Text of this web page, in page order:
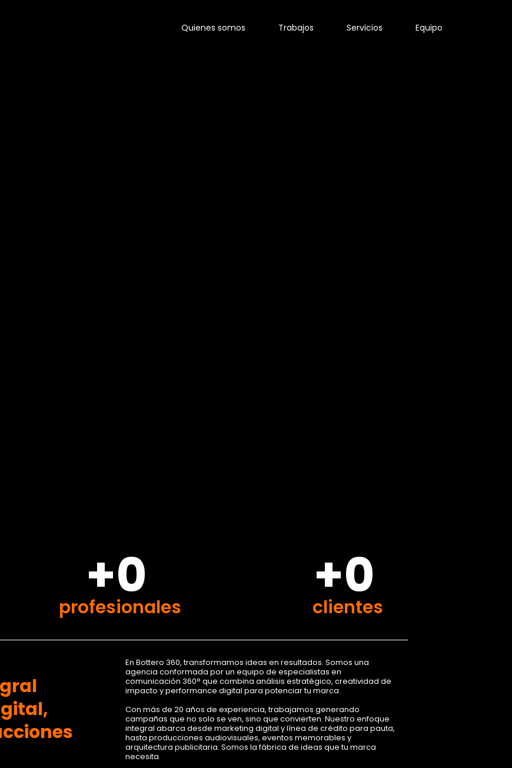
Quienes somos Trabajos Servicios Equipo
+0
profesionales +0
clientes
En Bottero 360, transformamos ideas en resultados. Somos una
agencia conformada por un equipo de especialistas en
comunicación 360° que combina análisis estratégico, creatividad de
impacto y performance digital para potenciar tu marca.
Con más de 20 años de experiencia, trabajamos generando
campañas que no solo se ven, sino que convierten. Nuestro enfoque
integral abarca desde marketing digital y línea de crédito para pauta,
hasta producciones audiovisuales, eventos memorables y
arquitectura publicitaria. Somos la fábrica de ideas que tu marca
necesita.